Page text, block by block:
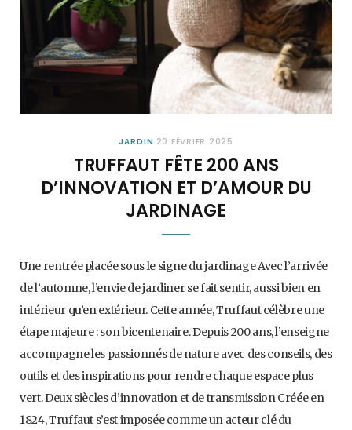
JARDIN 20 FÉVRIER 2025
TRUFFAUT FÊTE 200 ANS
D’INNOVATION ET D’AMOUR DU
JARDINAGE
Une rentrée placée sous le signe du jardinage Avec l’arrivée
de l’automne, l’envie de jardiner se fait sentir, aussi bien en
intérieur qu’en extérieur. Cette année, Truffaut célèbre une
étape majeure : son bicentenaire. Depuis 200 ans, l’enseigne
accompagne les passionnés de nature avec des conseils, des
outils et des inspirations pour rendre chaque espace plus
vert. Deux siècles d’innovation et de transmission Créée en
1824, Truffaut s’est imposée comme un acteur clé du